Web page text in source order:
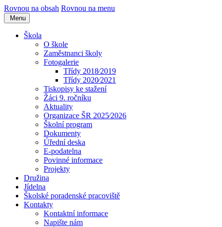
Rovnou na obsah Rovnou na menu
Menu
Škola
O škole
Zaměstnanci školy
Fotogalerie
Třídy 2018⁄2019
Třídy 2020⁄2021
Tiskopisy ke stažení
Žáci 9. ročníku
Aktuality
Organizace ŠR 2025⁄2026
Školní program
Dokumenty
Úřední deska
E-podatelna
Povinné informace
Projekty
Družina
Jídelna
Školské poradenské pracoviště
Kontakty
Kontaktní informace
Napište nám